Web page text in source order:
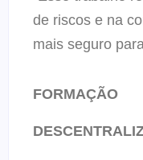
de riscos e na
mais seguro
FORMAÇÃO